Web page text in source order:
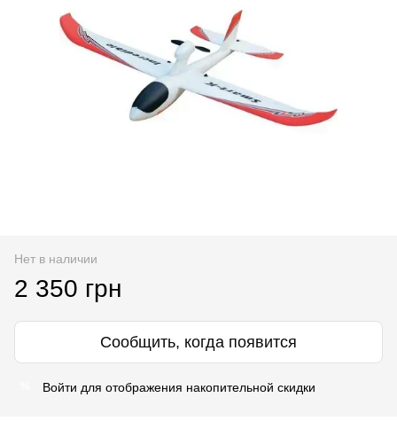
Нет в наличии
2 350 грн
Сообщить, когда появится
Войти для отображения накопительной скидки